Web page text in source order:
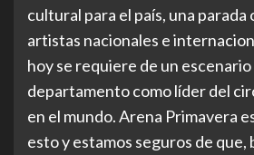
cultural para el país, una parada
artistas nacionales e
hoy se requiere de un escenario
departamento como líder del
en el mundo. Arena Primavera
esto y estamos seguros de que,